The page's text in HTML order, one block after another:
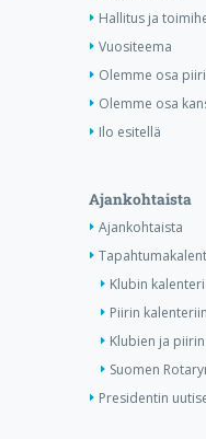
Hallitus ja
Vuositeema
Olemme osa
Olemme osa
Ilo esitellä
Ajankohtaista
Ajankohtaista
Klubin kalenteri
Piirin kalenteriin
Klubien ja
Suomen
Presidentin